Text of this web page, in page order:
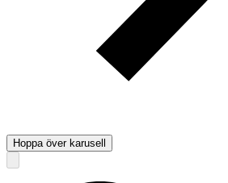
Hoppa över karusell